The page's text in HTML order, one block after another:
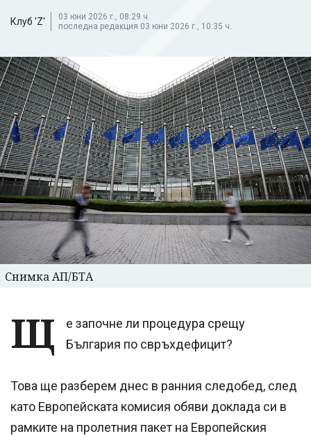
Клуб 'Z'
03 юни 2026 г., 08:29 ч.
последна редакция 03 юни 2026 г., 10:35 ч.
Снимка АП/БТА
Щ
е започне ли процедура срещу
България по свръхдефицит?
Това ще разберем днес в ранния следобед, след
като Европейската комисия обяви доклада си в
рамките на пролетния пакет на Европейския